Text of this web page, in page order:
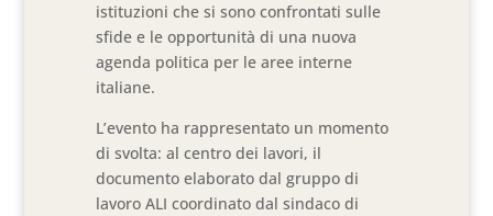
istituzioni che si sono confrontati sulle
sfide e le opportunità di una nuova
agenda politica per le aree interne
italiane.
L’evento ha rappresentato un momento
di svolta: al centro dei lavori, il
documento elaborato dal gruppo di
lavoro ALI coordinato dal sindaco di